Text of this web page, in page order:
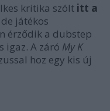
kritika szólt itt a
játékos
érződik a dubstep
igaz. A záró My K
hoz egy kis új